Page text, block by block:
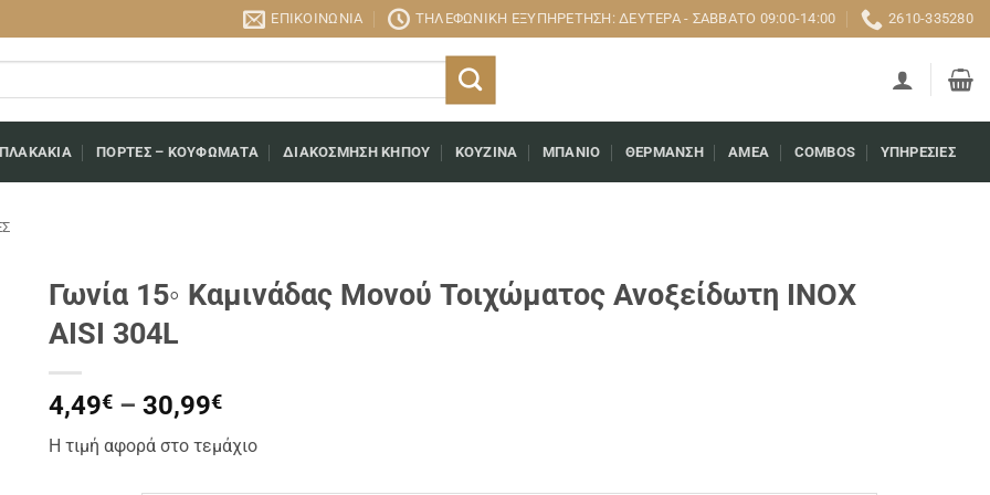
ΕΠΙΚΟΙΝΩΝΊΑ ΤΗΛΕΦΩΝΙΚΉ ΕΞΥΠΗΡΈΤΗΣΗ: ΔΕΥΤΈΡΑ - ΣΆΒΒΑΤΟ 09:00-14:00 2610-335280
ΠΌΡΤΕΣ – ΚΟΥΦΏΜΑΤΑ ΔΙΑΚΌΣΜΗΣΗ ΚΉΠΟΥ ΚΟΥΖΊΝΑ ΜΠΆΝΙΟ ΘΈΡΜΑΝΣΗ AMEA COMBOS ΥΠΗΡΕΣΊΕΣ
Γωνία 15◦ Καμινάδας Μονού Τοιχώματος Ανοξείδωτη INOX
AISI 304L
4,49€ – 30,99€Price
range:
4,49€
Η τιμή αφορά στο τεμάχιο